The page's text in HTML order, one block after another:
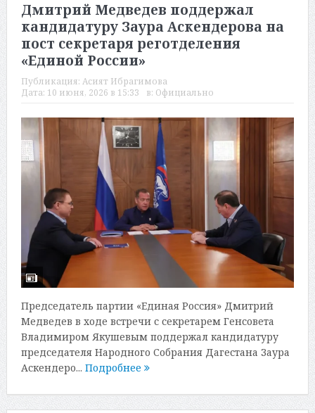
Дмитрий Медведев поддержал
кандидатуру Заура Аскендерова на
пост секретаря реготделения
«Единой России»
Публикация: Асият Ибрагимова
Дата: 10 июня, 2026 в 15:33 в: Официально
Председатель партии «Единая Россия» Дмитрий
Медведев в ходе встречи с секретарем Генсовета
Владимиром Якушевым поддержал кандидатуру
председателя Народного Собрания Дагестана Заура
Аскендеро... Подробнее